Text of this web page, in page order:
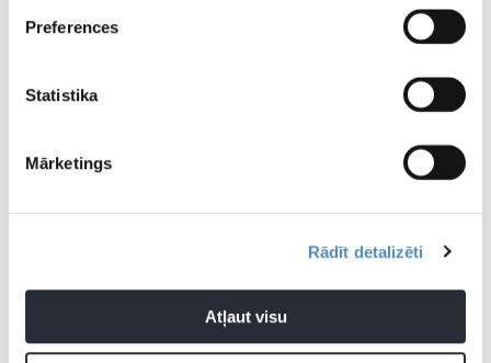
Preferences
Statistika
Mārketings
Rādīt detalizēti
Atļaut visu